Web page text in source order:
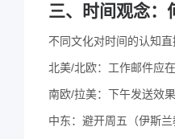
三、时间观念：
不同文化对时间的认知直
北美/北欧：工作邮件应
南欧/拉美：下午发送效
中东：避开周五（伊斯兰